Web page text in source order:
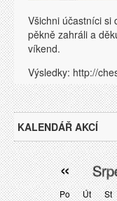
Všichni účastníci si
pěkně zahráli a
víkend.
Výsledky: http://
KALENDÁŘ AKCÍ
Po Út St
«